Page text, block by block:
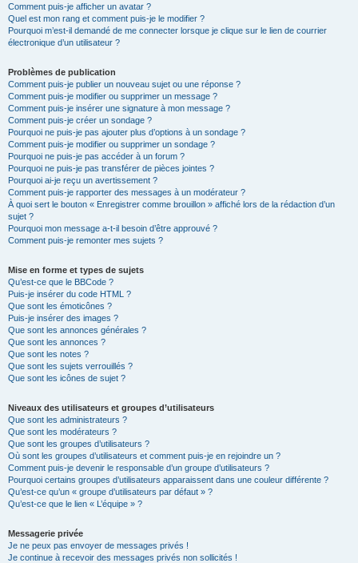
Comment puis-je afficher un avatar ?
Quel est mon rang et comment puis-je le modifier ?
Pourquoi m’est-il demandé de me connecter lorsque je clique sur le lien de courrier
électronique d’un utilisateur ?
Problèmes de publication
Comment puis-je publier un nouveau sujet ou une réponse ?
Comment puis-je modifier ou supprimer un message ?
Comment puis-je insérer une signature à mon message ?
Comment puis-je créer un sondage ?
Pourquoi ne puis-je pas ajouter plus d’options à un sondage ?
Comment puis-je modifier ou supprimer un sondage ?
Pourquoi ne puis-je pas accéder à un forum ?
Pourquoi ne puis-je pas transférer de pièces jointes ?
Pourquoi ai-je reçu un avertissement ?
Comment puis-je rapporter des messages à un modérateur ?
À quoi sert le bouton « Enregistrer comme brouillon » affiché lors de la rédaction d’un
sujet ?
Pourquoi mon message a-t-il besoin d’être approuvé ?
Comment puis-je remonter mes sujets ?
Mise en forme et types de sujets
Qu’est-ce que le BBCode ?
Puis-je insérer du code HTML ?
Que sont les émoticônes ?
Puis-je insérer des images ?
Que sont les annonces générales ?
Que sont les annonces ?
Que sont les notes ?
Que sont les sujets verrouillés ?
Que sont les icônes de sujet ?
Niveaux des utilisateurs et groupes d’utilisateurs
Que sont les administrateurs ?
Que sont les modérateurs ?
Que sont les groupes d’utilisateurs ?
Où sont les groupes d’utilisateurs et comment puis-je en rejoindre un ?
Comment puis-je devenir le responsable d’un groupe d’utilisateurs ?
Pourquoi certains groupes d’utilisateurs apparaissent dans une couleur différente ?
Qu’est-ce qu’un « groupe d’utilisateurs par défaut » ?
Qu’est-ce que le lien « L’équipe » ?
Messagerie privée
Je ne peux pas envoyer de messages privés !
Je continue à recevoir des messages privés non sollicités !